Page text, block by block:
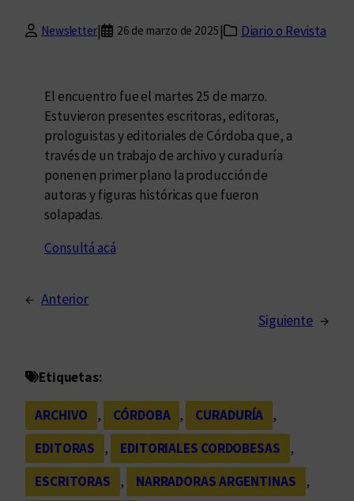
Newsletter| 26 de marzo de 2025 | Diario o Revista
El encuentro fue el martes 25 de marzo.
Estuvieron presentes escritoras, editoras,
prologuistas y editoriales de Córdoba que, a
través de un trabajo de archivo y curaduría
ponen en primer plano la producción de
autoras y figuras históricas que fueron
solapadas.
Consultá acá
← Anterior
Siguiente →
Etiquetas:
ARCHIVO , CÓRDOBA , CURADURÍA
,
EDITORAS
, EDITORIALES CORDOBESAS
,
ESCRITORAS
, NARRADORAS ARGENTINAS
,